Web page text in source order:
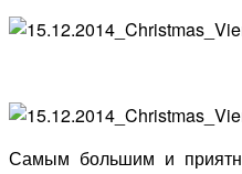
Самым большим и